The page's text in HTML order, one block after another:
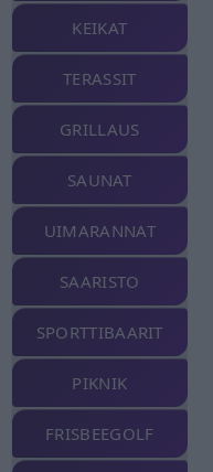
KEIKAT
TERASSIT
GRILLAUS
SAUNAT
UIMARANNAT
SAARISTO
SPORTTIBAARIT
PIKNIK
FRISBEEGOLF